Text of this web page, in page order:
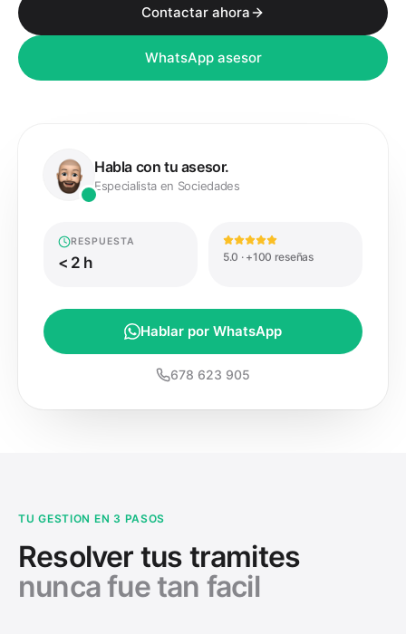
Contactar ahora
WhatsApp asesor
Habla con tu asesor.
Especialista en Sociedades
RESPUESTA
< 2 h 5.0 · +100 reseñas
Hablar por WhatsApp
678 623 905
TU GESTION EN 3 PASOS
Resolver tus tramites
nunca fue tan facil